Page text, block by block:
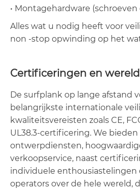
• Montagehardware
Alles wat u nodig heeft voor
non -stop opwinding op het
Certificeringen en
De surfplank op lange afstand
belangrijkste internationale
kwaliteitsvereisten zoals CE,
UL38.3-certificering. We
ontwerpdiensten,
verkoopservice, naast
individuele enthousiastelingen
operators over de hele wereld,